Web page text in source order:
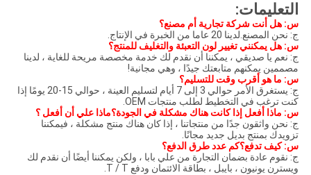
التعليمات:
س: هل أنت شركة تجارية أم مصنع؟
ج: نحن المصنع.لدينا 20 عاما من الخبرة في الإنتاج.
س: هل يمكنني تغيير لون التعبئة والتغليف للمنتج؟
ج: نعم يا صديقي ، يمكننا أن نقدم لك خدمة مخصصة مريحة للغاية ، لدينا
مصممين يمكنهم متابعتك جيدًا ، وهي مجانية!
س: ما هو أقرب وقت للتسليم؟
ج: يستغرق الأمر حوالي 3 إلى 7 أيام لتسليم العينة ، حوالي 15-20 يومًا إذا
كنت ترغب في التخطيط لطلب منتجات OEM.
س: ماذا أفعل إذا كانت هناك مشكلة في الجودة؟ماذا علي أن أفعل ؟
ج: نحن واثقون جدًا من منتجاتنا ، إذا كان هناك منتج مشكلة ، فيمكننا
تزويدك بمنتج بديل جديد مجانًا.
س: كيف تدفع؟كم عدد طرق الدفع؟
ج: نقوم عادة بضمان التجارة من علي بابا ، ولكن يمكننا أيضًا أن نقدم لك
ويسترن يونيون ، بايبل ، بطاقة الائتمان ودفع T / T.